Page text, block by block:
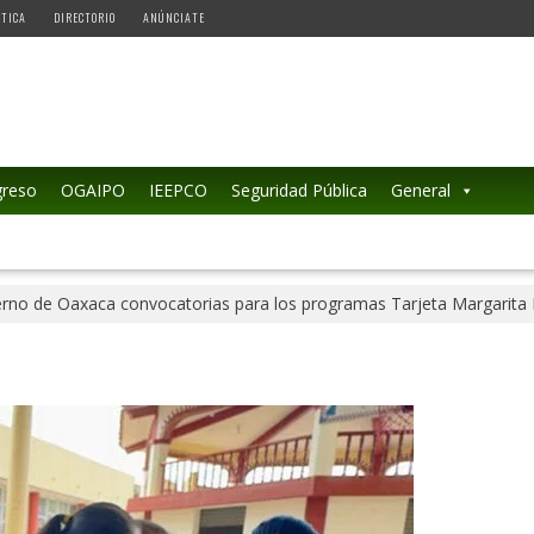
DIRECTORIO ANÚNCIATE
OGAIPO IEEPCO Seguridad Pública General
de Oaxaca convocatorias para los programas Tarjeta Margarita